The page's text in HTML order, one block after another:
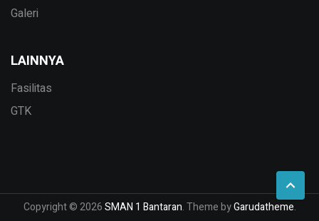
Galeri
LAINNYA
Fasilitas
GTK
Copyright © 2026SMAN 1 Bantaran. Theme byGarudatheme.